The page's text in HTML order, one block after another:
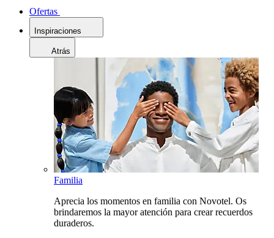
Ofertas
Inspiraciones
Atrás
Familia
Aprecia los momentos en familia con Novotel. Os
brindaremos la mayor atención para crear recuerdos
duraderos.